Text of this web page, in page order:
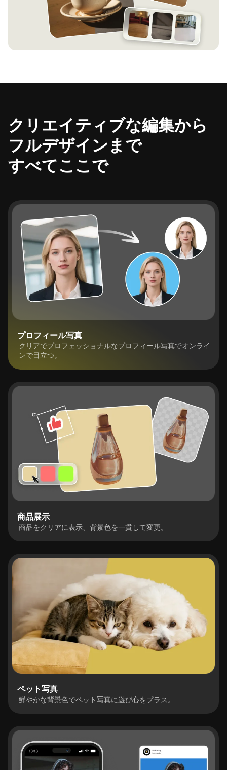
クリエイティブな編集から
フルデザインまで
すべてここで
プロフィール写真
クリアでプロフェッショナルなプロフィール写真でオンライ
ンで目立つ。
商品展示
商品をクリアに表示、背景色を一貫して変更。
ペット写真
鮮やかな背景色でペット写真に遊び心をプラス。